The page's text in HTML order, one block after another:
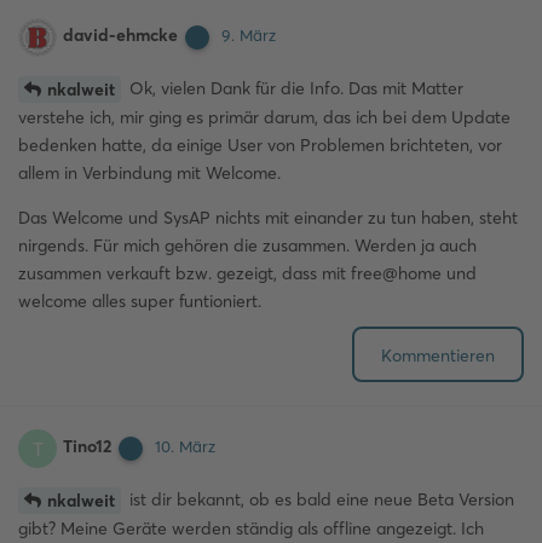
david-ehmcke 9. März
nkalweit
Ok, vielen Dank für die Info. Das mit Matter
verstehe ich, mir ging es primär darum, das ich bei dem Update
bedenken hatte, da einige User von Problemen brichteten, vor
allem in Verbindung mit Welcome.
Das Welcome und SysAP nichts mit einander zu tun haben, steht
nirgends. Für mich gehören die zusammen. Werden ja auch
zusammen verkauft bzw. gezeigt, dass mit free@home und
welcome alles super funtioniert.
Kommentieren
T Tino12 10. März
nkalweit
ist dir bekannt, ob es bald eine neue Beta Version
gibt? Meine Geräte werden ständig als offline angezeigt. Ich